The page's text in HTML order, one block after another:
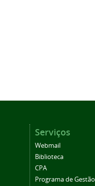
Serviços
Webmail
Biblioteca
CPA
Programa de Gestão